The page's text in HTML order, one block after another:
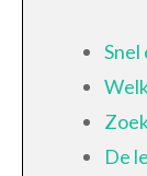
Snel
De